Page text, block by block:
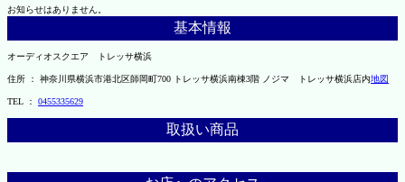
お知らせはありません。
基本情報
オーディオスクエア トレッサ横浜
住所 ： 神奈川県横浜市港北区師岡町700 トレッサ横浜南棟3階 ノジマ トレッサ横浜店内地図
TEL ： 0455335629
取扱い商品